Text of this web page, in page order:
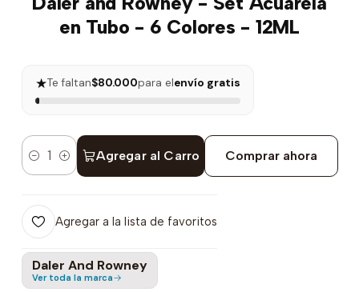
en Tubo - 6 Colores - 12ML
★Te faltan$80.000para elenvío gratis
Cantidad Agregar al Carro Comprar ahora
Agregar a la lista de favoritos
Daler And Rowney
Ver toda la marca